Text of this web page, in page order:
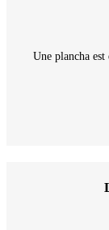
Une plancha